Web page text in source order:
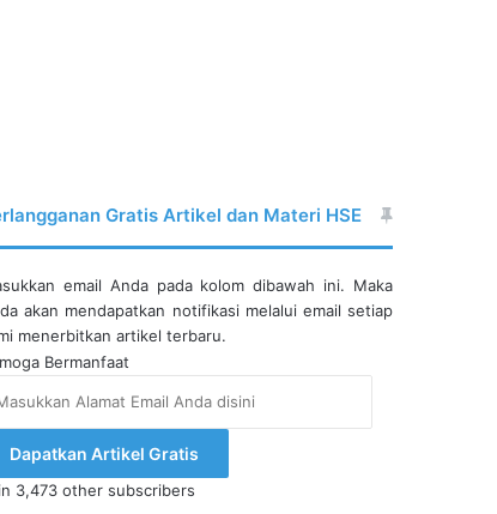
Gratis Artikel dan Materi HSE
email Anda pada kolom dibawah ini. Maka
akan mendapatkan notifikasi melalui email setiap
menerbitkan artikel terbaru.
Bermanfaat
Dapatkan Artikel Gratis
3,473 other subscribers